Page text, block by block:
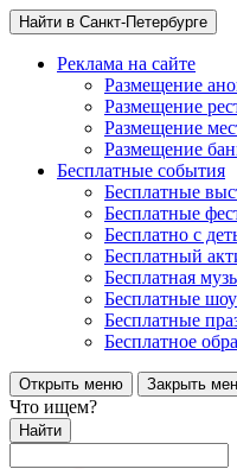
Найти в Санкт-Петербурге
Реклама на сайте
Размещение
Размещение
Размещение
Размещение
Бесплатные события
Бесплатные
Бесплатные
Бесплатно с
Бесплатный
Бесплатная
Бесплатные
Бесплатные
Бесплатное
Открыть меню Закрыть
Что ищем?
Найти